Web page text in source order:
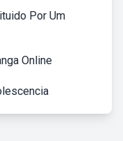
Por Um
Online